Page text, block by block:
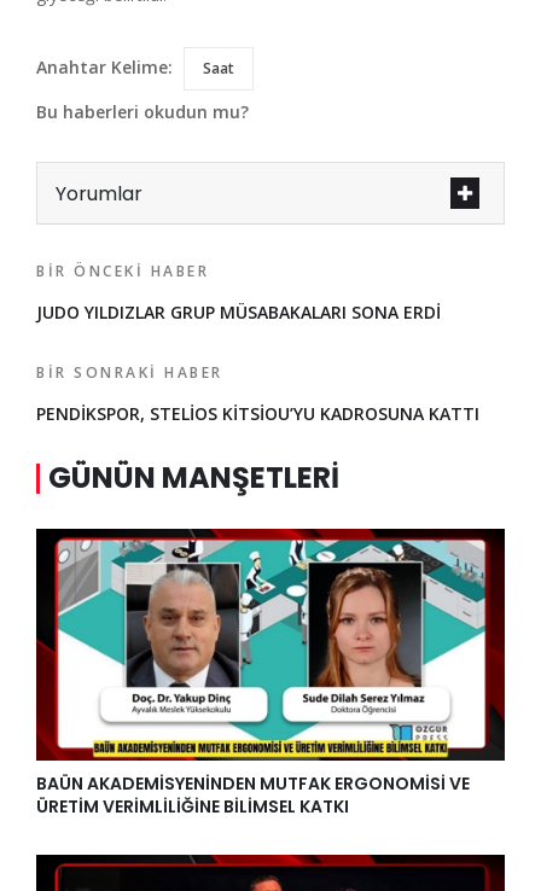
Anahtar Kelime: Saat
Bu haberleri okudun mu?
Yorumlar
BIR ÖNCEKI HABER
JUDO YILDIZLAR GRUP MÜSABAKALARI SONA ERDİ
BIR SONRAKI HABER
PENDİKSPOR, STELİOS KİTSİOU’YU KADROSUNA KATTI
GÜNÜN MANŞETLERI
BAÜN AKADEMİSYENİNDEN MUTFAK ERGONOMİSİ VE
ÜRETİM VERİMLİLİĞİNE BİLİMSEL KATKI